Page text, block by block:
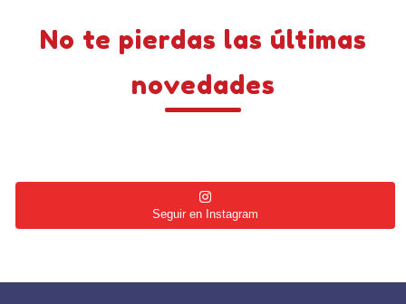
No te pierdas las últimas
novedades
Seguir en Instagram